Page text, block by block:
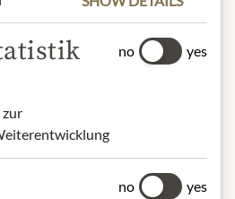
edta (to protect
lemon juice, less
garlic, onion
oil, salt, artificial
thyme, blackpepper.
no yes
no yes